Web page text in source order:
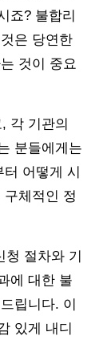
죠? 불합리
은 당연한
것이 중요
각 기관의
분들에게는
어떻게 시
체적인 정
청 절차와 기
에 대한 불
립니다. 이
있게 내디